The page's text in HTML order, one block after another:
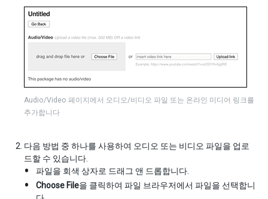
Audio/Video 페이지에서 오디오/비디오 파일 또는 온라인 미디어 링크를
추가합니다
다음 방법 중 하나를 사용하여 오디오 또는 비디오 파일을 업로
드할 수 있습니다.
파일을 회색 상자로 드래그 앤 드롭합니다.
Choose File을 클릭하여 파일 브라우저에서 파일을 선택합니